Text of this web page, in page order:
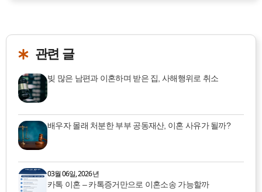
관련 글
빚 많은 남편과 이혼하며 받은 집, 사해행위로 취소
배우자 몰래 처분한 부부 공동재산, 이혼 사유가 될까?
03월 06일, 2026년
카톡 이혼 – 카톡증거만으로 이혼소송 가능할까